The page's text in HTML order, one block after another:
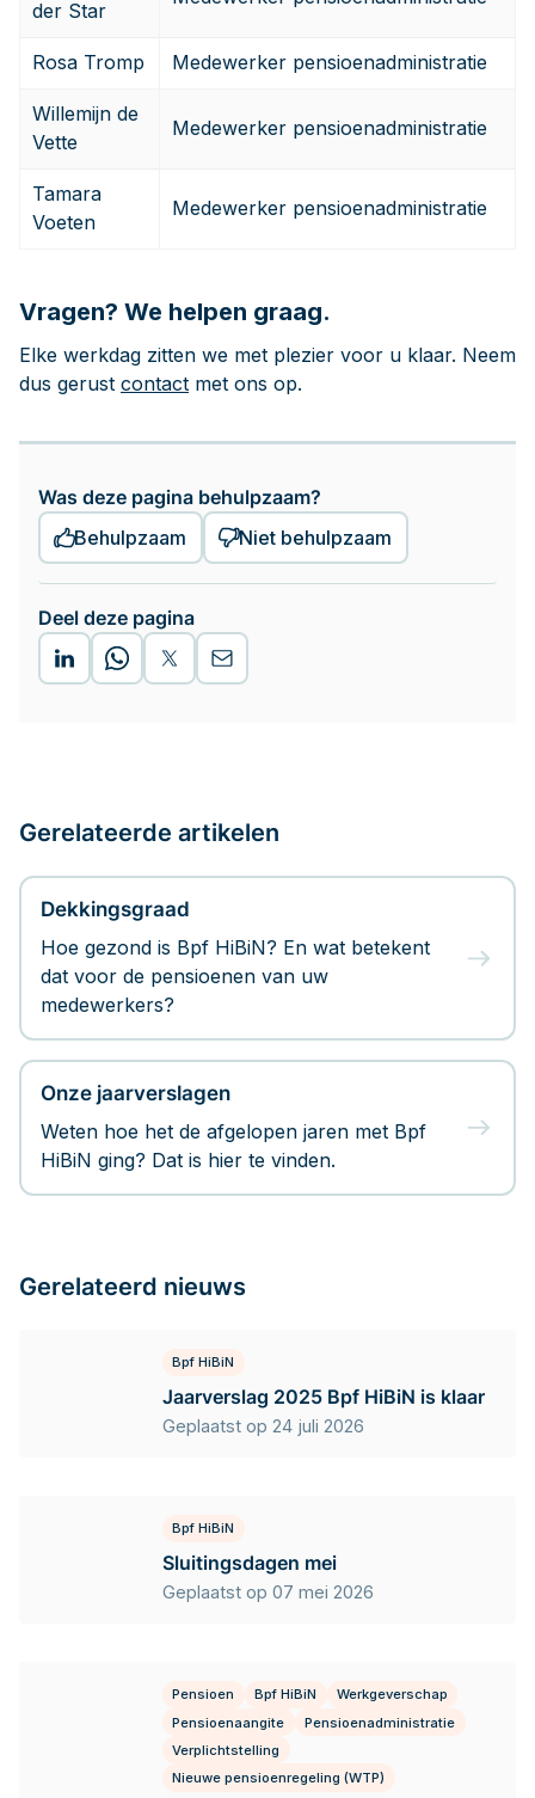
der Star
Rosa Tromp Medewerker pensioenadministratie
Willemijn de
Vette
Medewerker pensioenadministratie
Tamara
Voeten
Medewerker pensioenadministratie
Vragen? We helpen graag.
Elke werkdag zitten we met plezier voor u klaar. Neem
dus gerust contact met ons op.
Was deze pagina behulpzaam?
Behulpzaam
Niet behulpzaam
Deel deze pagina
Gerelateerde artikelen
Dekkingsgraad
Hoe gezond is Bpf HiBiN? En wat betekent
dat voor de pensioenen van uw
medewerkers?
Onze jaarverslagen
Weten hoe het de afgelopen jaren met Bpf
HiBiN ging? Dat is hier te vinden.
Gerelateerd nieuws
Bpf HiBiN
Jaarverslag 2025 Bpf HiBiN is klaar
Geplaatst op 24 juli 2026
Bpf HiBiN
Sluitingsdagen mei
Geplaatst op 07 mei 2026
Pensioen Bpf HiBiN
Werkgeverschap
Pensioenaangite
Pensioenadministratie
Verplichtstelling
Nieuwe pensioenregeling (WTP)